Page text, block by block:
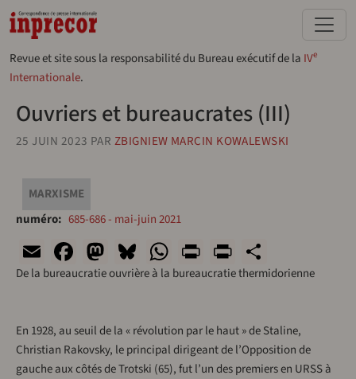
Aller au contenu principal
Revue et site sous la responsabilité du Bureau exécutif de la IVe
Internationale.
Ouvriers et bureaucrates (III)
25 JUIN 2023 PAR ZBIGNIEW MARCIN KOWALEWSKI
MARXISME
numéro
685-686 - mai-juin 2021
EmailFacebook
Mastodon
Bluesky
WhatsApp
Print
De la bureaucratie ouvrière à la bureaucratie thermidorienne
En 1928, au seuil de la « révolution par le haut » de Staline,
Christian Rakovsky, le principal dirigeant de l’Opposition de
gauche aux côtés de Trotski (65), fut l’un des premiers en URSS à